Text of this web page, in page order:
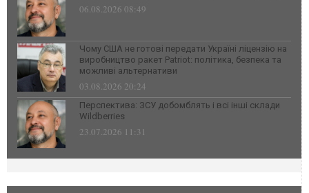
06.08.2026 08:49
Чому США не готові передати Україні ліцензію на
виробництво ракет Patriot: політика, безпека та
можливі альтернативи
03.08.2026 20:24
Перспектива: ЗСУ добомблять і всі інші склади
Wildberries
23.07.2026 11:31